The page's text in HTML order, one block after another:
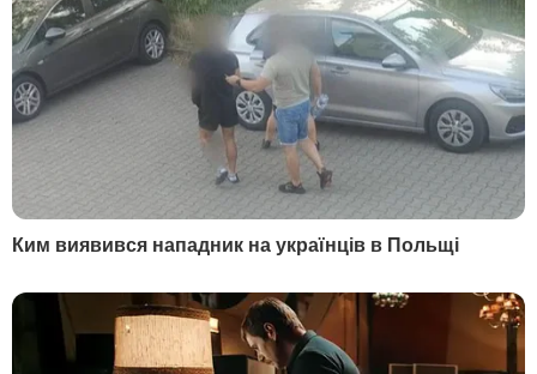
1 Интересный рецепт салата, который полюбила
вся семья
47925
2Всего три часа в холодильнике – и вкусная
закуска из баклажанов готова. Рецепт, как
находка
3 "Такие могут неожиданно достичь высот". В
военном институте рассказали, как Драпатый
защищал диплом
4В институте танковых войск рассказали об
особой черте характера главкома Драпатого
21339
Самая вкусная кабачковая икра на зиму.